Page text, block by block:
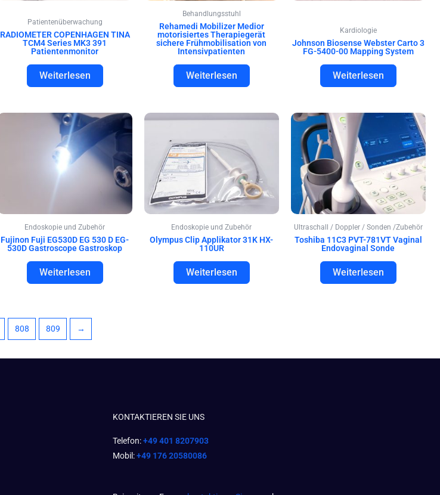
Patientenüberwachung
RADIOMETER COPENHAGEN TINA
TCM4 Series MK3 391
Patientenmonitor
Weiterlesen
Behandlungsstuhl
Rehamedi Mobilizer Medior
motorisiertes Therapiegerät
sichere Frühmobilisation von
Intensivpatienten
Weiterlesen
Kardiologie
Johnson Biosense Webster Carto 3
FG-5400-00 Mapping System
Weiterlesen
Endoskopie und Zubehör
Fujinon Fuji EG530D EG 530 D EG-
530D Gastroscope Gastroskop
Weiterlesen
Endoskopie und Zubehör
Olympus Clip Applikator 31K HX-
110UR
Weiterlesen
Ultraschall / Doppler / Sonden /Zubehör
Toshiba 11C3 PVT-781VT Vaginal
Endovaginal Sonde
Weiterlesen
808 809 →
KONTAKTIEREN SIE UNS
Telefon:+49 401 8207903
Mobil:+49 176 20580086